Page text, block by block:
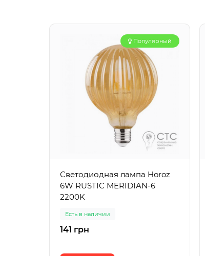
Популярный
Светодиодная лампа Horoz
6W RUSTIC MERIDIAN-6
2200K
Есть в наличии
141 грн